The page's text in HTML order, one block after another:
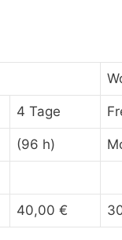
4 Tage
(96 h)
40,00 €